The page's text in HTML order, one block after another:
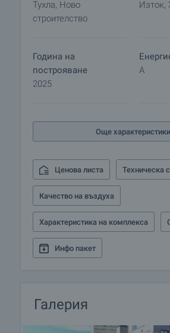
необходимите тръбни пътища. В
включени радиаторни тела.
комини в дневните зони на
Климатизацията е решена с
системи в различните жилищни
широкоъгълна шпионка,
усилена лостова система, както
Сградата е проектирана с
детайла, за да гарантира една
среда за живот, която
високите стандарти.
стоманобетонна, с безгредови
топлоизолация е от минерална
10 см. Финишното покритие на
Avorio. Общите части са
внимателно подбрани и
висококачествени материали.
Тухла, Ново
строителство
Изток,
Година на
построяване
2025
A
Още характеристики
Ценова листа Техническа
Качество на въздуха
Характеристика на комплекса
Инфо пакет
Галерия